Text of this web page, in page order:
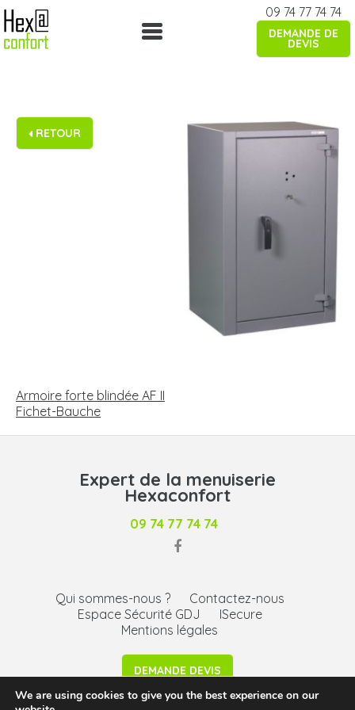
Skip
to
content
09 74 77 74 74
DEMANDE DE
DEVIS
RETOUR
NAVIGATION
DE
L’ARTICLE
Armoire forte blindée AF II
Fichet-Bauche
Expert de la menuiserie
Hexaconfort
09 74 77 74 74
Qui sommes-nous ?
Contactez-nous
Espace Sécurité GDJ
ISecure
Mentions légales
DEMANDE DEVIS
We are using cookies to give you the best experience on our